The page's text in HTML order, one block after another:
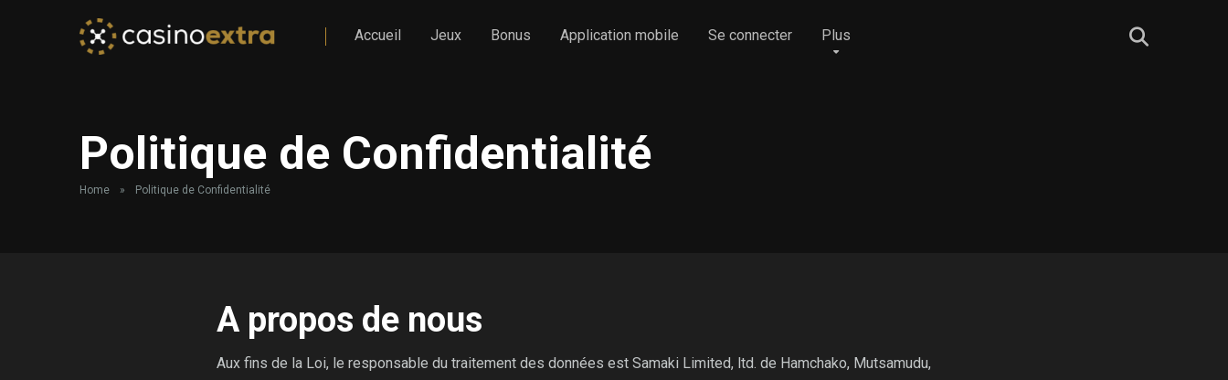
Accueil Jeux Bonus Application mobile Se connecter Plus
Politique de Confidentialité
Home » Politique de Confidentialité
A propos de nous
Aux fins de la Loi, le responsable du traitement des données est Samaki Limited, ltd. de Hamchako, Mutsamudu,